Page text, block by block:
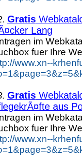
Gratis
Lang
im
fuer Ihre
www.xn--
Gratis
aus
im
fuer Ihre
www.xn--